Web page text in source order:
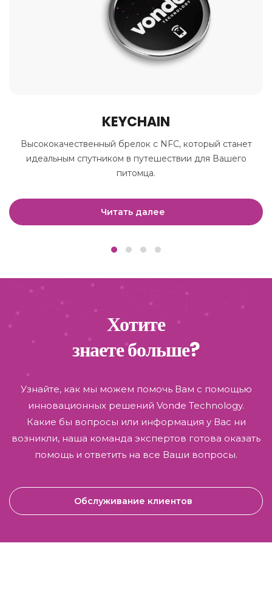
KEYCHAIN
Высококачественный брелок с NFC, который станет
идеальным спутником в путешествии для Вашего
питомца.
Читать далее
Хотите
знаете больше?
Узнайте, как мы можем помочь Вам с помощью
инновационных решений Vonde Technology.
Какие бы вопросы или информация у Вас ни
возникли, наша команда экспертов готова оказать
помощь и ответить на все Ваши вопросы.
Обслуживание клиентов